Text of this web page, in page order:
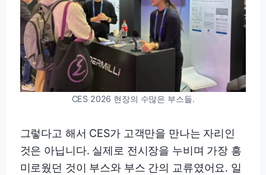
CES 2026 현장의 수많은 부스들.
그렇다고 해서 CES가 고객만을 만나는 자리인
것은 아닙니다. 실제로 전시장을 누비며 가장 흥
미로웠던 것이 부스와 부스 간의 교류였어요. 일